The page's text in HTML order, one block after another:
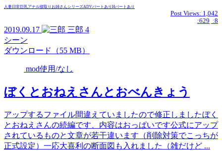
人妻日常巨乳 アナル寝取り お姉さん シリーズADVパートあり Hパートあり
Post Views: 1,042
:629 :8
2019.09.17 三郎 4
シーン
ダウンロード（55 MB）
mod使用/なし
ぼくとおねえさんとおべんきょう
アップするファイル間違えていましたので修正しましたぼく
とおねえさんの続編です、内容はおっぱいです公式にアップ
されているものと文章が若干違います（削除対策でこっちが
正式設定）一応大喜利の断面図も入れました（雑だけど ...